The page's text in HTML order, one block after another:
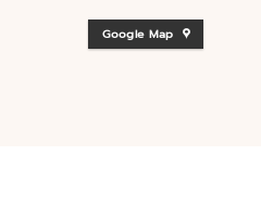
Google Map